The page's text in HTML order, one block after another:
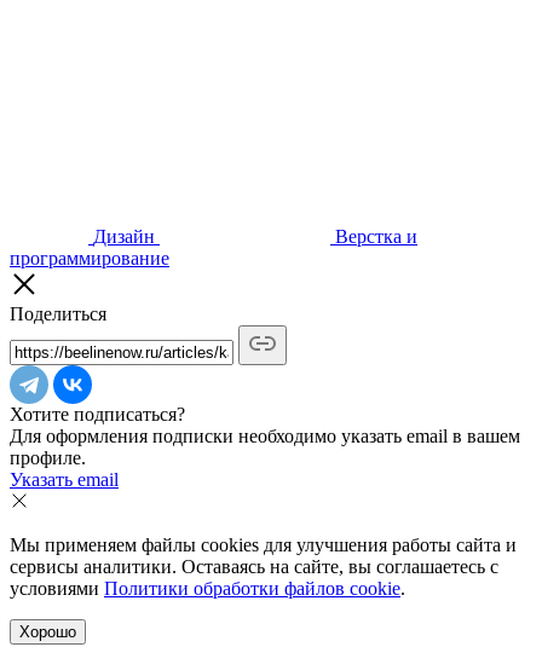
Дизайн
Верстка и
программирование
Поделиться
Хотите подписаться?
Для оформления подписки необходимо указать email в вашем
профиле.
Указать email
Мы применяем файлы cookies для улучшения работы сайта и
сервисы аналитики. Оставаясь на сайте, вы соглашаетесь с
условиями Политики обработки файлов cookie.
Хорошо